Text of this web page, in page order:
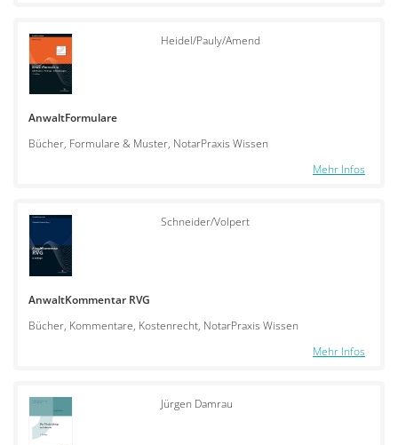
Heidel/Pauly/Amend
AnwaltFormulare
Bücher, Formulare & Muster, NotarPraxis Wissen
Mehr Infos
Schneider/Volpert
AnwaltKommentar RVG
Bücher, Kommentare, Kostenrecht, NotarPraxis Wissen
Mehr Infos
Jürgen Damrau